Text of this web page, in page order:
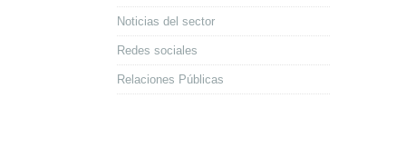
Noticias del sector
Redes sociales
Relaciones Públicas